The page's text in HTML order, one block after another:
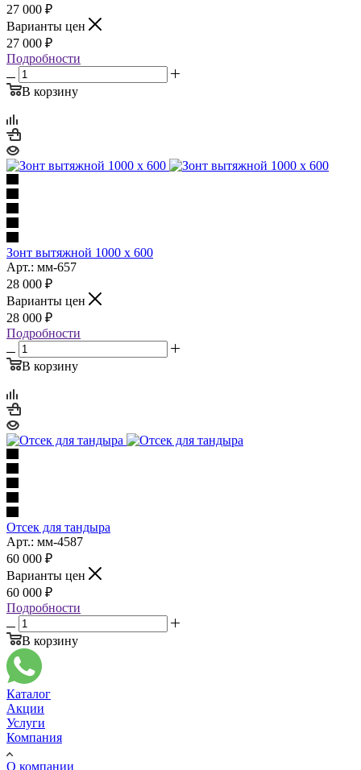
27 000 ₽
Варианты цен
27 000 ₽
Подробности
В корзину
Зонт вытяжной 1000 х 600
Арт.: мм-657
28 000 ₽
Варианты цен
28 000 ₽
Подробности
В корзину
Отсек для тандыра
Арт.: мм-4587
60 000 ₽
Варианты цен
60 000 ₽
Подробности
В корзину
Каталог
Акции
Услуги
Компания
О компании